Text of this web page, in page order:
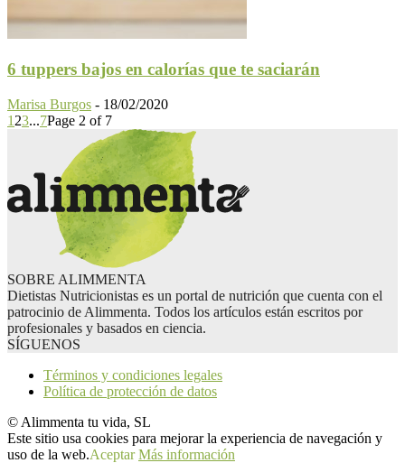
6 tuppers bajos en calorías que te saciarán
Marisa Burgos - 18/02/2020
1 23...7Page 2 of 7
SOBRE ALIMMENTA
Dietistas Nutricionistas es un portal de nutrición que cuenta con el
patrocinio de Alimmenta. Todos los artículos están escritos por
profesionales y basados en ciencia.
SÍGUENOS
Términos y condiciones legales
Política de protección de datos
© Alimmenta tu vida, SL
Este sitio usa cookies para mejorar la experiencia de navegación y
uso de la web.Aceptar Más información